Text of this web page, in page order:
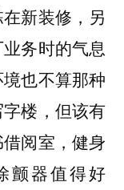
新装修，另
务时的气息
也不算那种
楼，但该有
阅室，健身
颤器值得好